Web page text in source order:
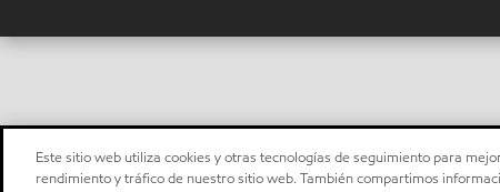
Este sitio web utiliza cookies y otras tecnologías de seguimiento para
rendimiento y tráfico de nuestro sitio web. También compartimos